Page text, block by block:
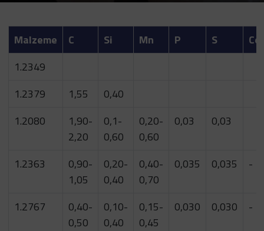
Malzeme C Si Mn P S
Co
1.2349
1.2379
1,55
0,40
1.2080
1,90-
2,20
0,1-
0,60
0,20-
0,60
0,03 0,03
1.2363
0,90-
1,05
0,20-
0,40
0,40-
0,70
0,035 0,035 -
1.2767
0,40-
0,50
0,10-
0,40
0,15-
0,45
0,030 0,030 -